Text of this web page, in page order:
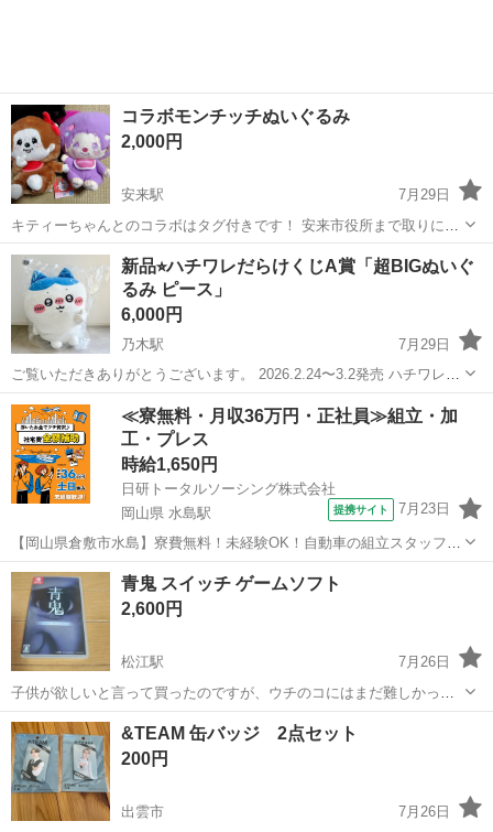
コラボモンチッチぬいぐるみ
2,000円
安来駅
7月29日
キティーちゃんとのコラボはタグ付きです！ 安来市役所まで取りに来
て頂ける方、よろしくおねがいします。 １５００円くらいなら値下げ
可能です。
島根 安来市 安来駅 おもちゃ
新品⭐︎ハチワレだらけくじA賞「超BIGぬいぐ
るみ ピース」
6,000円
乃木駅
7月29日
ご覧いただきありがとうございます。 2026.2.24〜3.2発売 ハチワレだ
らけくじA賞「超BIGぬいぐるみ ピース」 ＜素材＞ポリエステル、ポ
リウレタン ＜サイズ＞H480×W400×D305mm かぶってしまった...
島根 松江市 乃木駅 おもちゃ
≪寮無料・月収36万円・正社員≫組立・加
工・プレス
時給1,650円
日研トータルソーシング株式会社
岡山県 水島駅
提携サイト 7月23日
【岡山県倉敷市水島】寮費無料！未経験OK！自動車の組立スタッフ
《お仕事No.NS0089》 お仕事について 車の組立作業です。専用レール
に乗って流れてくる車の骨組みに、車内外の各部品・ハンドル・足回
り・ドア・シートなどの各...
岡山 倉敷市 水島駅 その他
青鬼 スイッチ ゲームソフト
2,600円
松江駅
7月26日
子供が欲しいと言って買ったのですが、ウチのコにはまだ難しかった
みたいで使わないので欲しい方にお譲りします。ほとんど使っていま
せんが中古になりますので神経質な方はご遠慮ください。
島根 松江市 ポータブルゲーム
&TEAM 缶バッジ 2点セット
200円
出雲市
7月26日